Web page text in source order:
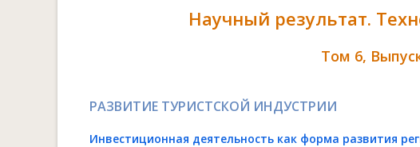
Научный результат.
Том 6,
РАЗВИТИЕ ТУРИСТСКОЙ ИНДУСТРИИ
Инвестиционная деятельность как форма развития